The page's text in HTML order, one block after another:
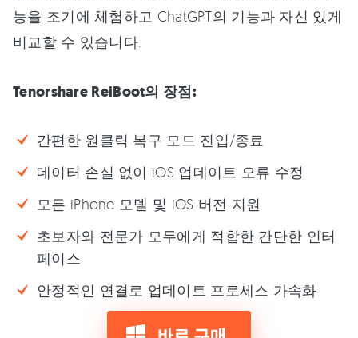
능을 조기에 체험하고 ChatGPT의 기능과 자신 있게
비교할 수 있습니다.
Tenorshare ReiBoot의 장점:
간편한 원클릭 복구 모드 진입/종료
데이터 손실 없이 iOS 업데이트 오류 수정
모든 iPhone 모델 및 iOS 버전 지원
초보자와 전문가 모두에게 적합한 간단한 인터
페이스
안정적인 연결로 업데이트 프로세스 가속화